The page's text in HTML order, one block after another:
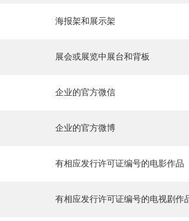
海报架和展示架
展会或展览中展台和背板
企业的官方微信
企业的官方微博
有相应发行许可证编号的电影作品
有相应发行许可证编号的电视剧作